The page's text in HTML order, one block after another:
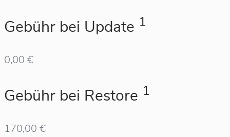
Gebühr bei Update 1
0,00 €
Gebühr bei Restore 1
170,00 €